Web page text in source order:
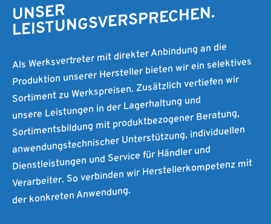
UNSER
LEISTUNGSVERSPRECHEN.
Als Werksvertreter mit direkter Anbindung an die
Produktion unserer Hersteller bieten wir ein selektives
Sortiment zu Werkspreisen. Zusätzlich vertiefen wir
unsere Leistungen in der Lagerhaltung und
Sortimentsbildung mit produktbezogener Beratung,
anwendungstechnischer Unterstützung, individuellen
Dienstleistungen und Service für Händler und
Verarbeiter. So verbinden wir Herstellerkompetenz mit
der konkreten Anwendung.